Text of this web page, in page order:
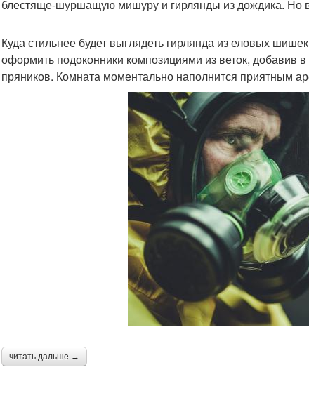
блестяще-шуршащую мишуру и гирлянды из дождика. Но в
Куда стильнее будет выглядеть гирлянда из еловых
оформить подоконники композициями из веток,
пряников. Комната моментально наполнится приятным
читать дальше →